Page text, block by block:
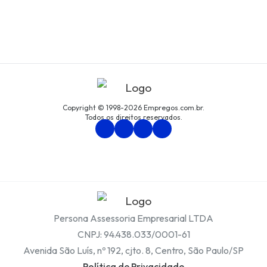
Copyright © 1998-2026 Empregos.com.br.
Todos os direitos reservados.
Persona Assessoria Empresarial LTDA
CNPJ: 94.438.033/0001-61
Avenida São Luís, nº 192, cjto. 8, Centro, São Paulo/SP